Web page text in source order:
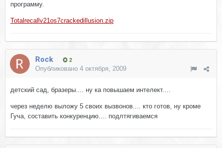
программу.
Totalrecallv21os7crackedillusion.zip
Rock 2
Опубликовано 4 октября, 2009
детский сад, бразеры.... ну ка повышаем интелект....
через неделю выложу 5 своих вызвонов.... кто готов, ну кроме
Гуча, составить конкуренцию.... подлтягиваемся